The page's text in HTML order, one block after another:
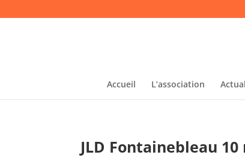
Accueil L’association
JLD Fontainebleau 10